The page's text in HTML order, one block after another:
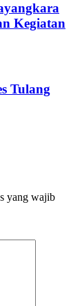
Kegiatan
Tulang
yang wajib